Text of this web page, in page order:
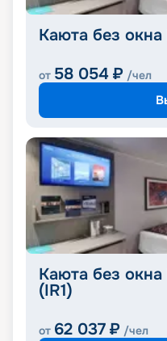
Каюта без окна
от 58 054 ₽ /чел
Каюта без
(IR1)
от 62 037 ₽ /чел